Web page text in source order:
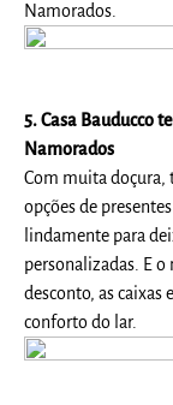
Namorados.
5. Casa Bauducco
Namorados
Com muita doçura,
opções de
lindamente para
personalizadas. E
desconto, as caixas
conforto do lar.